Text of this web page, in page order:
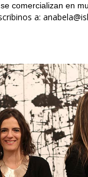
comercializan en
a: